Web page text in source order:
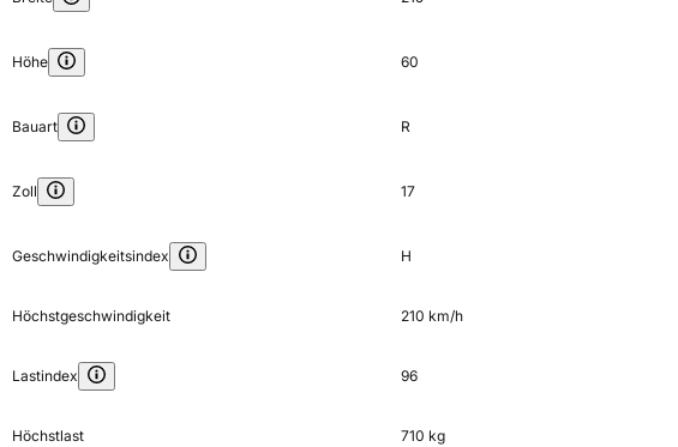
Höhe 60
Bauart R
Zoll 17
Geschwindigkeitsindex H
Höchstgeschwindigkeit 210 km/h
Lastindex 96
Höchstlast 710 kg